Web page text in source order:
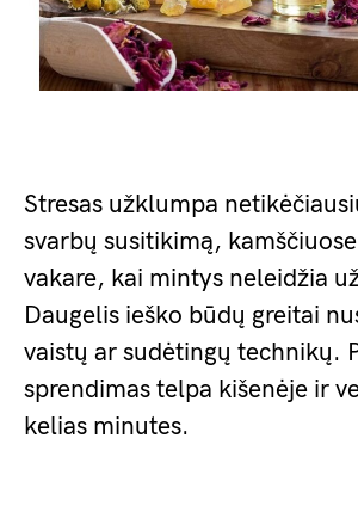
Stresas užklumpa
svarbų susitikimą,
vakare, kai mintys neleidžia
Daugelis ieško būdų greitai
vaistų ar sudėtingų technikų.
sprendimas telpa kišenėje ir
kelias minutes.